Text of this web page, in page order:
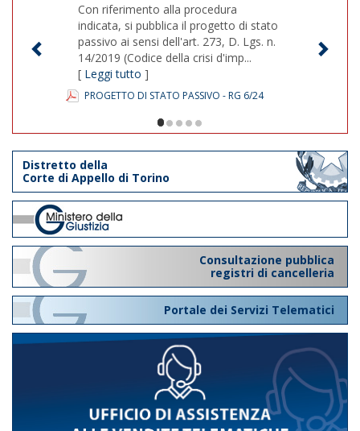
Con riferimento alla procedura
indicata, si pubblica il progetto di stato
passivo ai sensi dell'art. 273, D. Lgs. n.
14/2019 (Codice della crisi d'imp...
[ Leggi tutto ]
PROGETTO DI STATO PASSIVO - RG 6/24
1/5
Distretto della
Corte di Appello di Torino
Consultazione pubblica
registri di cancelleria
Portale dei Servizi Telematici